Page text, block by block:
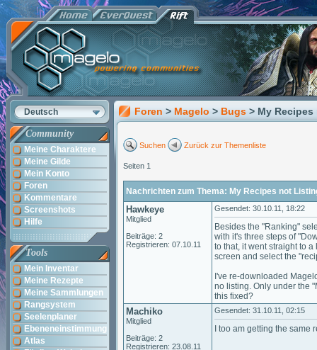
Deutsch
Community
Meine Charaktere
Meine Gilde
Mein Konto
Foren
Kommentare
Screenshots
Hilfe
Tools
Mein Inventar
Meine Rezepte
Meine Sammlungen
Rangsystem
Seelenplaner
Ebeneneinstimmung
Atlas
Foren > Magelo > Bugs > My
Suchen Zurück zur Themenliste
Seiten 1
Nachrichten zum Thema: My Recipes not
Hawkeye
Mitglied
Beiträge: 2
Registrieren: 07.10.11
Gesendet: 30.10.11, 18:22
Besides the "Ranking"
with it's three steps of
to that, it went straight to
screen and select the
I've re-downloaded
no listing. Only under the
this fixed?
Machiko
Mitglied
Beiträge: 2
Registrieren: 23.08.11
Gesendet: 31.10.11, 02:15
I too am getting the